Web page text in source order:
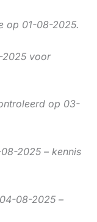
op 01-08-2025.
voor
op 03-
2025 – kennis
08-2025 –